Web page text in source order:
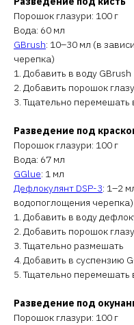
Порошок глазури: 100 г
Вода: 60 мл
GBrush: 10–30 мл (в
черепка)
1. Добавить в воду GBrush
2. Добавить порошок
3. Тщательно перемешать
Разведение под
Порошок глазури: 100 г
Вода: 67 мл
GGlue: 1 мл
Дефлокулянт DSP-3: 1–2
водопоглощения черепка)
1. Добавить в воду
2. Добавить порошок
3. Тщательно размешать
4. Добавить в суспензию
5. Тщательно перемешать
Разведение под
Порошок глазури: 100 г